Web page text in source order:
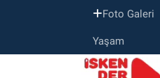
Foto Galeri
Yaşam